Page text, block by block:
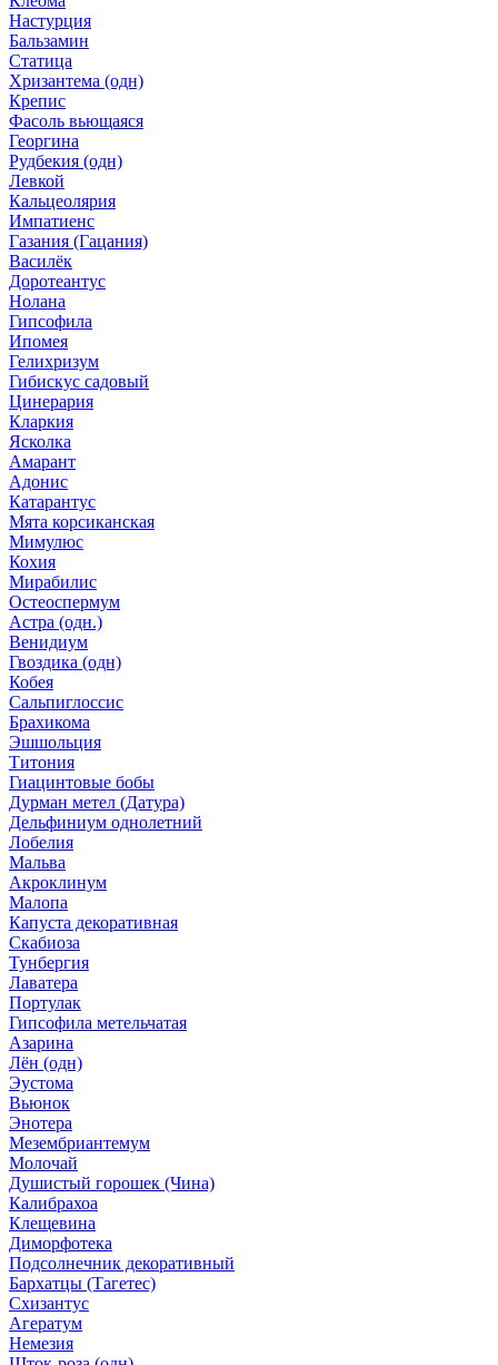
Настурция
Бальзамин
Статица
Хризантема (одн)
Крепис
Фасоль вьющаяся
Георгина
Рудбекия (одн)
Левкой
Кальцеолярия
Импатиенс
Газания (Гацания)
Василёк
Доротеантус
Нолана
Гипсофила
Ипомея
Гелихризум
Гибискус садовый
Цинерария
Кларкия
Ясколка
Амарант
Адонис
Катарантус
Мята корсиканская
Мимулюс
Кохия
Мирабилис
Остеоспермум
Астра (одн.)
Венидиум
Гвоздика (одн)
Кобея
Сальпиглоссис
Брахикома
Эшшольция
Титония
Гиацинтовые бобы
Дурман метел (Датура)
Дельфиниум однолетний
Лобелия
Мальва
Акроклинум
Малопа
Капуста декоративная
Скабиоза
Тунбергия
Лаватера
Портулак
Гипсофила метельчатая
Азарина
Лён (одн)
Эустома
Вьюнок
Энотера
Мезембриантемум
Молочай
Душистый горошек (Чина)
Калибрахоа
Клещевина
Диморфотека
Подсолнечник декоративный
Бархатцы (Тагетес)
Схизантус
Агератум
Немезия